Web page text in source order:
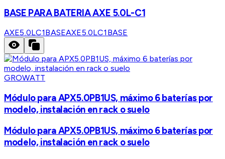
BASE PARA BATERIA AXE 5.0L-C1
AXE5.0LC1BASEAXE5.0LC1BASE
GROWATT
Módulo para APX5.0PB1US, máximo 6 baterías por
modelo, instalación en rack o suelo
Módulo para APX5.0PB1US, máximo 6 baterías por
modelo, instalación en rack o suelo